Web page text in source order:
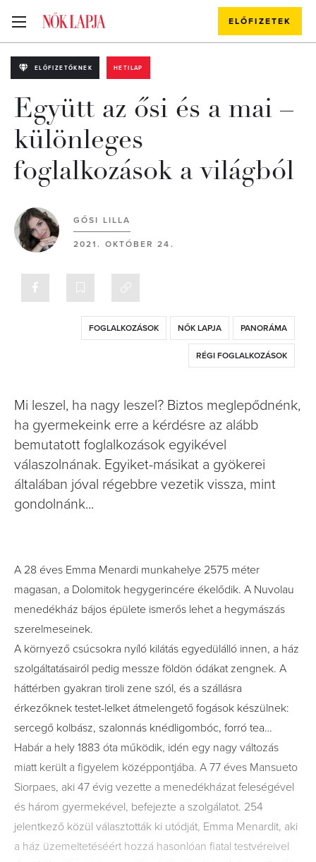
ELŐFIZETEK
ELŐFIZETŐKNEK HETILAP
Együtt az ősi és a mai –
különleges
foglalkozások a világból
GŐSI LILLA
2021. OKTÓBER 24.
FOGLALKOZÁSOK NŐK LAPJA PANORÁMA
RÉGI FOGLALKOZÁSOK
Mi leszel, ha nagy leszel? Biztos meglepődnénk,
ha gyermekeink erre a kérdésre az alább
bemutatott foglalkozások egyikével
válaszolnának. Egyiket-másikat a gyökerei
általában jóval régebbre vezetik vissza, mint
gondolnánk...
A 28 éves Emma Menardi munkahelye 2575 méter
magasan, a Dolomitok hegygerincére ékelődik. A Nuvolau
menedékház bájos épülete ismerős lehet a hegymászás
szerelmeseinek.
A környező csúcsokra nyíló kilátás egyedülálló innen, a ház
szolgáltatásairól pedig messze földön ódákat zengnek. A
háttérben gyakran tiroli zene szól, és a szállásra
érkezőknek testet-lelket átmelengető fogások készülnek:
sercegő kolbász, szalonnás knédligombóc, forró tea…
Habár a hely 1883 óta működik, idén egy nagy változás
miatt került a figyelem középpontjába. A 77 éves Mansueto
Siorpaes, aki 47 évig vezette a menedékházat feleségével
és három gyermekével, befejezte a szolgálatot. 254
jelentkező közül választották ki utódját, Emma Menardit, aki
a ház üzemeltetéséért hozzá hasonlóan fiatal testvéreivel